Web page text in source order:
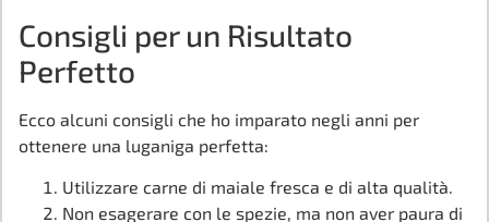
Consigli per un Risultato
Perfetto
Ecco alcuni consigli che ho imparato negli anni per
ottenere una luganiga perfetta:
Utilizzare carne di maiale fresca e di alta qualità.
Non esagerare con le spezie, ma non aver paura di